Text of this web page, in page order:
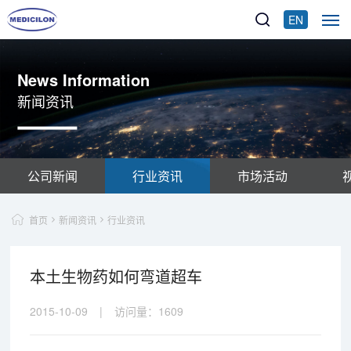
EN
News Information
新闻资讯
公司新闻 行业资讯 市场活动
首页 新闻资讯 行业资讯
本土生物药如何弯道超车
2015-10-09 | 访问量： 1609